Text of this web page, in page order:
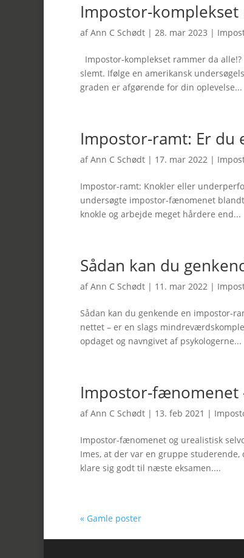
Impostor-komplekset
afAnn C Schødt | 28. mar 2023 |
Impostor-komplekset rammer da
slemt. Ifølge en amerikansk
graden er afgørende for din oplevelse...
Impostor-ramt: Er
afAnn C Schødt | 17. mar 2022 |
Impostor-ramt: Knokler eller
undersøgte impostor-fænomenet
knokle og arbejde meget hårdere end...
Sådan kan du
afAnn C Schødt | 11. mar 2022 |
Sådan kan du genkende en impostor-
nettet – er en slags
opdaget og navngivet af psykologerne...
Impostor-fænomenet
afAnn C Schødt | 13. feb 2021 |
Impostor-fænomenet og urealistisk
Imes, at der var en gruppe
klare sig godt til næste eksamen....
« Gamle poster